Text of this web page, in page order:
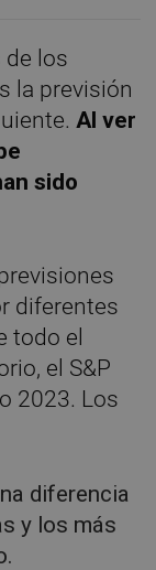
de los
la previsión
Al ver
sido
diferentes
todo el
el S&P
2023. Los
diferencia
y los más